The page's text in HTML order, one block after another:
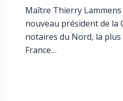
Maître Thierry Lammens
nouveau président de la
notaires du Nord, la
France…